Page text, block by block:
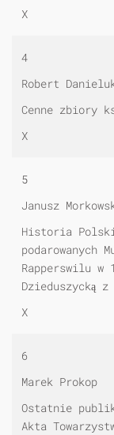
X
4
Robert
Cenne zbiory
X
5
Janusz
Historia
podarowanych
Rapperswilu w
Dzieduszycką
X
6
Marek Prokop
Ostatnie
Akta